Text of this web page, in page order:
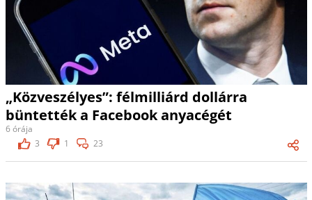
„Közveszélyes”: félmilliárd dollárra
büntették a Facebook anyacégét
6 órája
3
1 23